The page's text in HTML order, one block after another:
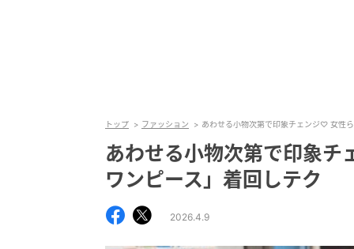
トップ ファッション あわせる小物次第で印象チェンジ♡ 女性
あわせる小物次第で印象
ワンピース」着回しテク
2026.4.9